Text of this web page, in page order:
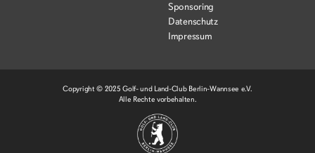
Sponsoring
Datenschutz
Impressum
Copyright © 2025 Golf- und Land-Club Berlin-Wannsee e.V.
Alle Rechte vorbehalten.